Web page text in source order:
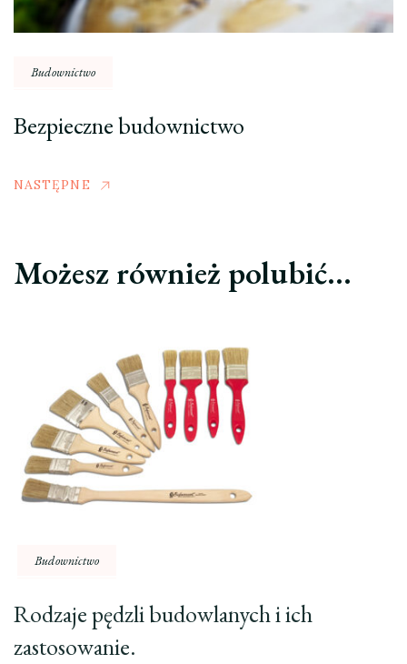
Budownictwo
Bezpieczne budownictwo
NASTĘPNE
Możesz również polubić…
Budownictwo
Rodzaje pędzli budowlanych i ich
zastosowanie.